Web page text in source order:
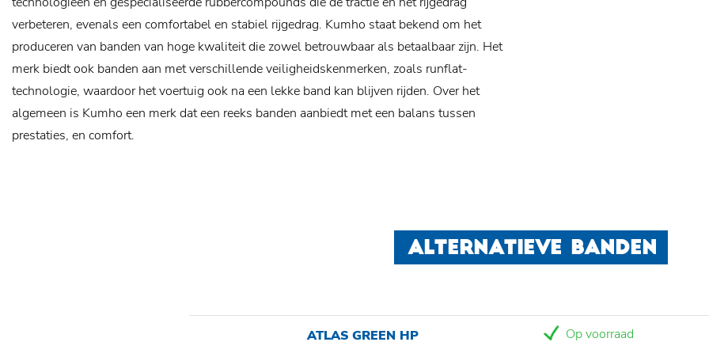
verbeteren, evenals een comfortabel en stabiel rijgedrag. Kumho staat bekend om het
produceren van banden van hoge kwaliteit die zowel betrouwbaar als betaalbaar zijn. Het
merk biedt ook banden aan met verschillende veiligheidskenmerken, zoals runflat-
technologie, waardoor het voertuig ook na een lekke band kan blijven rijden. Over het
algemeen is Kumho een merk dat een reeks banden aanbiedt met een balans tussen
prestaties, en comfort.
ALTERNATIEVE BANDEN
ATLAS GREEN HP
Op voorraad